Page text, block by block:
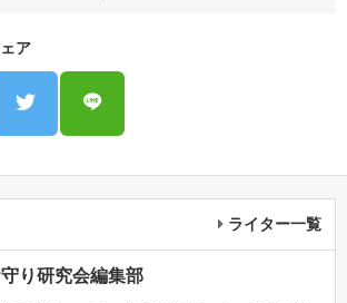
ア
ライター一覧
り研究会編集部